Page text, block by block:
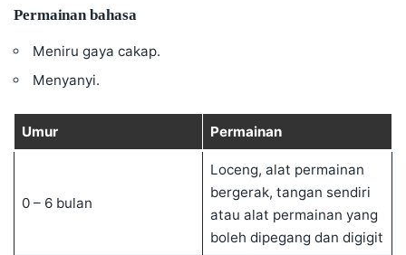
Permainan bahasa
Meniru gaya cakap.
Menyanyi.
Umur Permainan
0 – 6 bulan
Loceng, alat permainan
bergerak, tangan sendiri
atau alat permainan yang
boleh dipegang dan digigit